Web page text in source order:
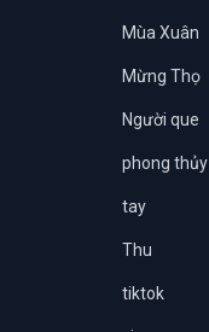
Mùa Xuân
Mừng Thọ
Người que
phong thủy
tay
Thu
tiktok